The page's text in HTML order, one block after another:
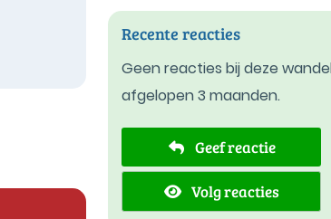
Recente reacties
Geen reacties bij deze
afgelopen 3 maanden.
Geef reactie
Volg reacties